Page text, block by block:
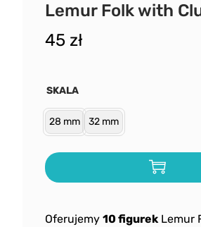
Lemur Folk with
45 zł
Oferujemy 10 figurekLemur
SKALA
28 mm 32 mm